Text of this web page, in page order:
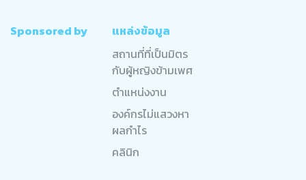
Sponsored by
แหล่งข้อมูล
สถานที่ที่เป็นมิตร
กับผู้หญิงข้ามเพศ
ตำแหน่งงาน
องค์กรไม่แสวงหา
ผลกำไร
คลินิก